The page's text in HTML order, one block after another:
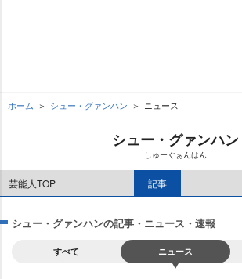
ホーム シュー・グァンハン ニュース
シュー・グァンハン
しゅーぐぁんはん
芸能人TOP 記事
シュー・グァンハンの記事・ニュース・速報
すべて ニュース